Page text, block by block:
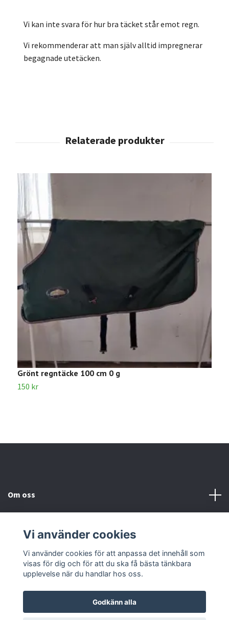
Vi kan inte svara för hur bra täcket står emot regn.
Vi rekommenderar att man själv alltid impregnerar
begagnade utetäcken.
Grönt regntäcke 100 cm 0 g
150 kr
Om oss
Kontakta oss
Vi använder cookies
Vi använder cookies för att anpassa det innehåll som
visas för dig och för att du ska få bästa tänkbara
upplevelse när du handlar hos oss.
Godkänn alla